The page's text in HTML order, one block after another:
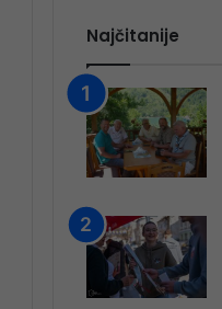
Najčitanije